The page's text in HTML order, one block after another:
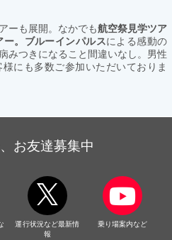
ーも展開。なかでも航空祭見学ツア
。ブルーインパルスによる感動の
みつきになること間違いなし。男性
にも多数ご参加いただいておりま
お友達募集中
運行状況など最新情
報
乗り場案内など